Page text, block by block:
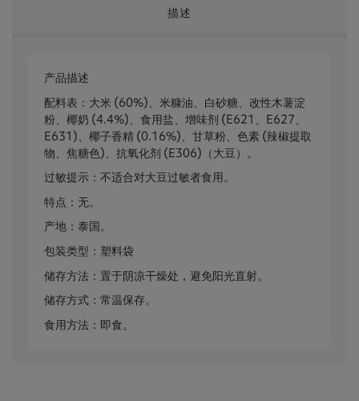
描述
产品描述
配料表：大米 (60%)、米糠油、白砂糖、改性木薯淀
粉、椰奶 (4.4%)、食用盐、增味剂 (E621、E627、
E631)、椰子香精 (0.16%)、甘草粉、色素 (辣椒提取
物、焦糖色)、抗氧化剂 (E306)（大豆）。
过敏提示：不适合对大豆过敏者食用。
特点：无。
产地：泰国。
包装类型：塑料袋
储存方法：置于阴凉干燥处，避免阳光直射。
储存方式：常温保存。
食用方法：即食。